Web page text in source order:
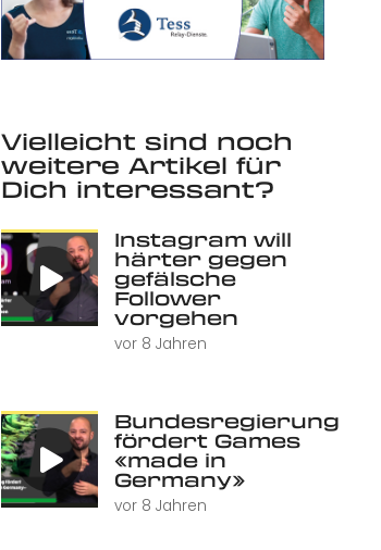
Vielleicht sind noch
weitere Artikel für
Dich interessant?
Instagram will
härter gegen
gefälsche
Follower
vorgehen
vor 8 Jahren
Bundesregierung
fördert Games
«made in
Germany»
vor 8 Jahren